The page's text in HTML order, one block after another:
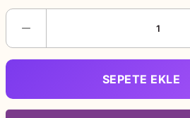
SEPETE EKLE